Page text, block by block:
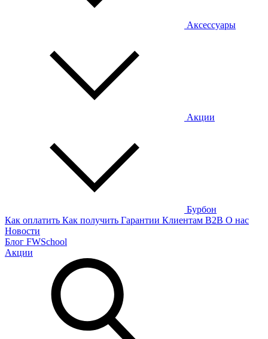
Аксессуары
Акции
Бурбон
Как оплатить Как получить Гарантии Клиентам B2B О нас
Новости
Блог FWSchool
Акции